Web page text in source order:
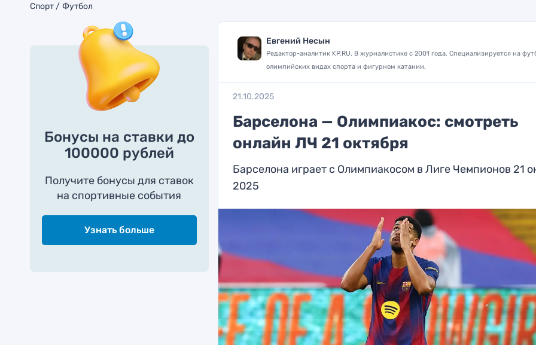
Спорт Футбол
Бонусы на ставки до
100000 рублей
Получите бонусы для ставок
на спортивные события
Узнать больше
Евгений Несын
Редактор-аналитик KP.RU. В журналистике с 2001 года. Специализируется на
олимпийских видах спорта и фигурном катании.
21.10.2025
Барселона — Олимпиакос: смотреть
онлайн ЛЧ 21 октября
Барселона играет с Олимпиакосом в Лиге Чемпионов 21
2025